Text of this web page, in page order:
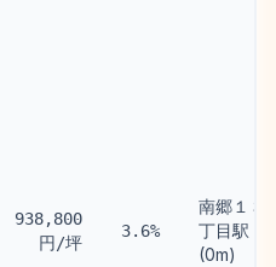
938,800
円/坪
3.6%
南郷１３
丁目駅
(0m)